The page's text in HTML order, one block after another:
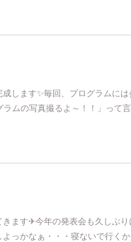
します✨毎回、プログラムに
ムの写真撮るよ～！！」って
ます✈今年の発表会も久しぶ
っかなぁ・・・寝ないで行く